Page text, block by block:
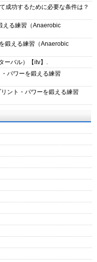
成功するために必要な条件は？
る練習（Anaerobic
鍛える練習（Anaerobic
ーバル）【itv】.
パワーを鍛える練習
ント・パワーを鍛える練習